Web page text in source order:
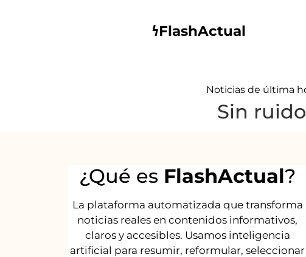
𐓏FlashActual
Noticias de última
Sin
¿Qué es FlashActual?
La plataforma automatizada que transforma
noticias reales en contenidos informativos,
claros y accesibles. Usamos inteligencia
artificial para resumir, reformular, seleccionar